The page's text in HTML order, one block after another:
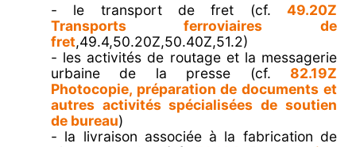
- le transport de fret (cf. 49.20Z
Transports ferroviaires de
fret,49.4,50.20Z,50.40Z,51.2)
- les activités de routage et la messagerie
urbaine de la presse (cf. 82.19Z
Photocopie, préparation de documents et
autres activités spécialisées de soutien
de bureau)
- la livraison associée à la fabrication de